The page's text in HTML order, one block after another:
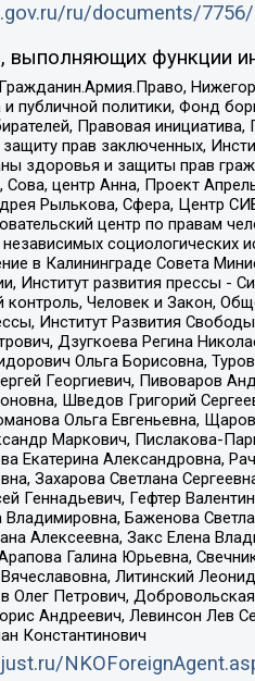
ru/documents/7756/
функции
и публичной политики, Фонд
Правовая
прав заключенных,
здоровья и защиты прав
Сова, центр Анна, Проект
Рылькова, Сфера, Центр
центр по правам
независимых
в Калининграде Совета
Институт развития прессы -
Человек и Закон,
Институт Развития
Дзугкоева Регина
Ольга Борисовна,
Георгиевич, Пивоваров
Шведов Григорий
Ольга Евгеньевна,
Маркович, Пислакова-
Екатерина Александровна,
Захарова Светлана
Геннадьевич, Гефтер
Баженова
Алексеевна, Закс Елена
Галина Юрьевна,
Литинский
Олег Петрович,
Андреевич, Левинсон Лев
Константинович